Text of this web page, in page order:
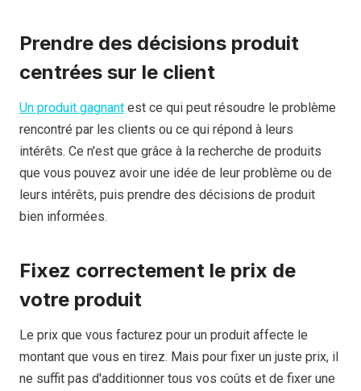
Prendre des décisions produit
centrées sur le client
Un produit gagnant est ce qui peut résoudre le problème
rencontré par les clients ou ce qui répond à leurs
intérêts. Ce n'est que grâce à la recherche de produits
que vous pouvez avoir une idée de leur problème ou de
leurs intérêts, puis prendre des décisions de produit
bien informées.
Fixez correctement le prix de
votre produit
Le prix que vous facturez pour un produit affecte le
montant que vous en tirez. Mais pour fixer un juste prix, il
ne suffit pas d'additionner tous vos coûts et de fixer une